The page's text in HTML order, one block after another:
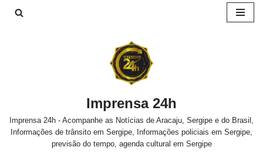
Imprensa 24h
Imprensa 24h - Acompanhe as Notícias de Aracaju, Sergipe e do Brasil,
Informações de trânsito em Sergipe, Informações policiais em Sergipe,
previsão do tempo, agenda cultural em Sergipe